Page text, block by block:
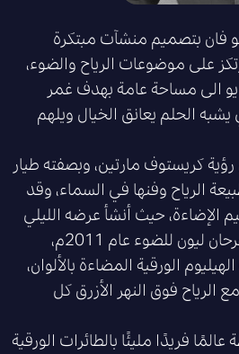
فان بتصميم منشآت مبتكرة
على موضوعات الرياح والضوء،
الى مساحة عامة بهدف غمر
الحلم يعانق الخيال ويلهم
كريستوف مارتين، وبصفته طيار
الرياح وفنها في السماء، وقد
الإضاءة، حيث أنشأ عرضه الليلي
الأول لي لومينليز في مهرحان ليون للضوء عام 2011م،
الورقية المضاءة بالألوان،
الرياح فوق النهر الأزرق كل
فريدًا مليئًا بالطائرات الورقية